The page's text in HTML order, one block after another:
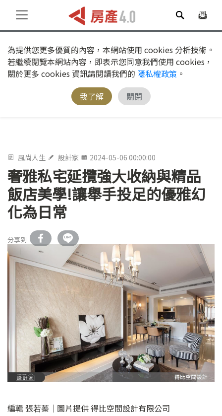
為提供您更多優質的內容，本網站使用 cookies 分析技術。
若繼續閱覽本網站內容，即表示您同意我們使用 cookies，
關於更多 cookies 資訊請閱讀我們的 隱私權政策 。
我了解
關閉
風尚人生 設計家 2024-05-06 00:00:00
奢雅私宅延攬強大收納與精品
飯店美學!讓舉手投足的優雅幻
化為日常
分享到
編輯 張若蓁│圖片提供 得比空間設計有限公司